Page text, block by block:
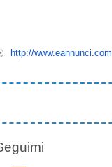
http://www.eannunci.com